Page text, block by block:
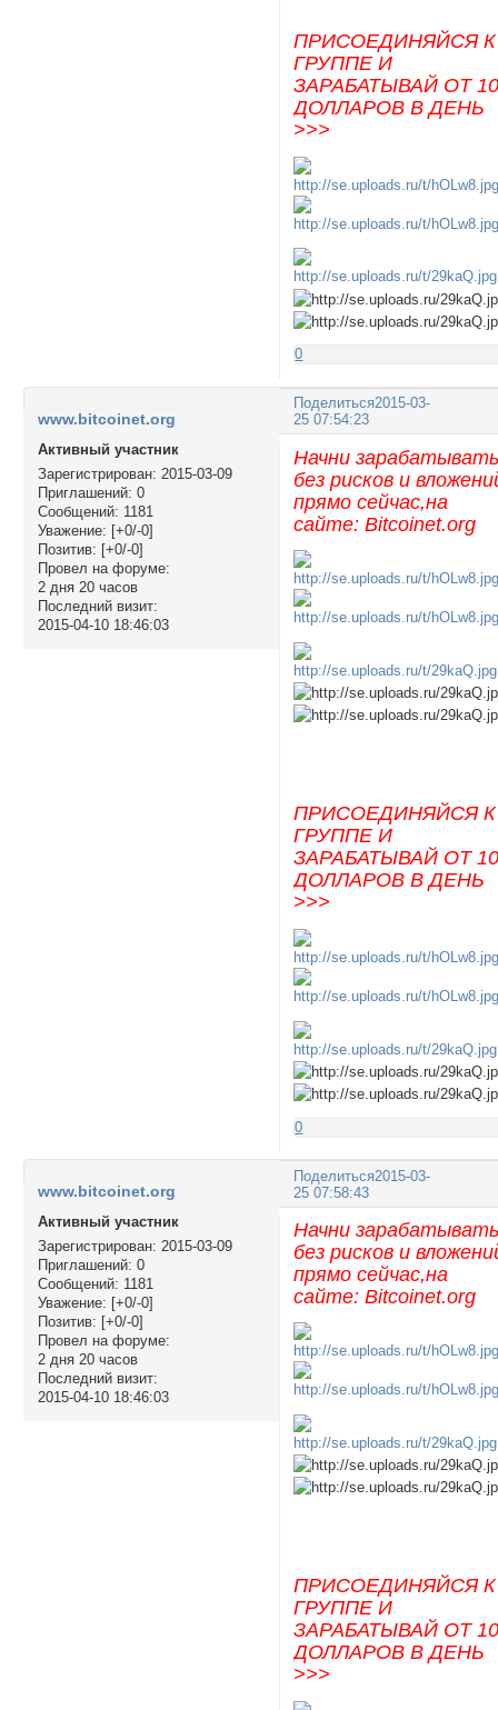
ПРИСОЕДИНЯЙСЯ К
ГРУППЕ И
ЗАРАБАТЫВАЙ ОТ
ДОЛЛАРОВ В ДЕНЬ
>>>
0
Поделиться2015-03-
25 07:54:23
www.bitcoinet.org
Активный участник
Зарегистрирован: 2015-03-09
Приглашений: 0
Сообщений: 1181
Уважение: [+0/-0]
Позитив: [+0/-0]
Провел на форуме:
2 дня 20 часов
Последний визит:
2015-04-10 18:46:03
Начни
без рисков и
прямо сейчас,на
сайте: Bitcoinet.org
ПРИСОЕДИНЯЙСЯ К
ГРУППЕ И
ЗАРАБАТЫВАЙ ОТ
ДОЛЛАРОВ В ДЕНЬ
>>>
0
Поделиться2015-03-
25 07:58:43
www.bitcoinet.org
Активный участник
Зарегистрирован: 2015-03-09
Приглашений: 0
Сообщений: 1181
Уважение: [+0/-0]
Позитив: [+0/-0]
Провел на форуме:
2 дня 20 часов
Последний визит:
2015-04-10 18:46:03
Начни
без рисков и
прямо сейчас,на
сайте: Bitcoinet.org
ПРИСОЕДИНЯЙСЯ К
ГРУППЕ И
ЗАРАБАТЫВАЙ ОТ
ДОЛЛАРОВ В ДЕНЬ
>>>